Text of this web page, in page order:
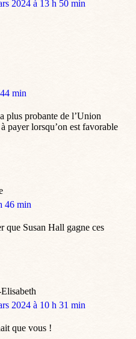
2024 à 13 h 50 min
min
plus probante de l’Union
payer lorsqu’on est favorable
46 min
que Susan Hall gagne ces
2024 à 10 h 31 min
que vous !